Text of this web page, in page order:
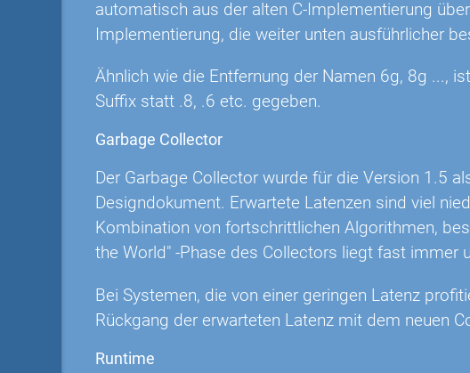
automatisch aus der alten C-Implementierung
Implementierung, die weiter unten ausführlicher
Ähnlich wie die Entfernung der Namen 6g, 8g ...,
Suffix statt .8, .6 etc. gegeben.
Garbage Collector
Der Garbage Collector wurde für die Version 1.5
Designdokument. Erwartete Latenzen sind viel
Kombination von fortschrittlichen Algorithmen,
the World" -Phase des Collectors liegt fast immer
Bei Systemen, die von einer geringen Latenz
Rückgang der erwarteten Latenz mit dem neuen
Runtime